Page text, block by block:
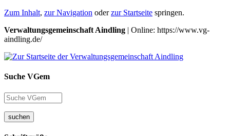
Zum Inhalt, zur Navigation oderzur Startseite springen.
Verwaltungsgemeinschaft Aindling | Online: https://www.vg-
aindling.de/
Suche VGem
suchen